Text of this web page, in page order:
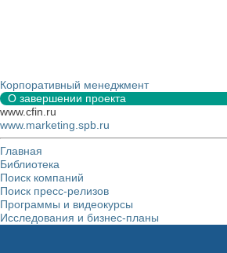
Корпоративный менеджмент
О завершении проекта
www.cfin.ru
www.marketing.spb.ru
Главная
Библиотека
Поиск компаний
Поиск пресс-релизов
Программы и видеокурсы
Исследования и бизнес-планы